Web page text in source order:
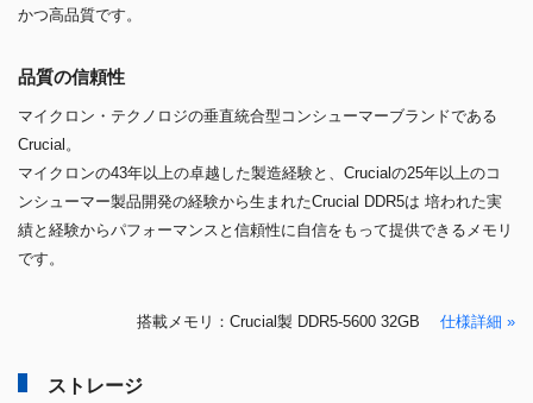
かつ高品質です。
品質の信頼性
マイクロン・テクノロジの垂直統合型コンシューマーブランドである
Crucial。
マイクロンの43年以上の卓越した製造経験と、Crucialの25年以上のコ
ンシューマー製品開発の経験から生まれたCrucial DDR5は 培われた実
績と経験からパフォーマンスと信頼性に自信をもって提供できるメモリ
です。
搭載メモリ：Crucial製 DDR5-5600 32GB 仕様詳細 »
ストレージ